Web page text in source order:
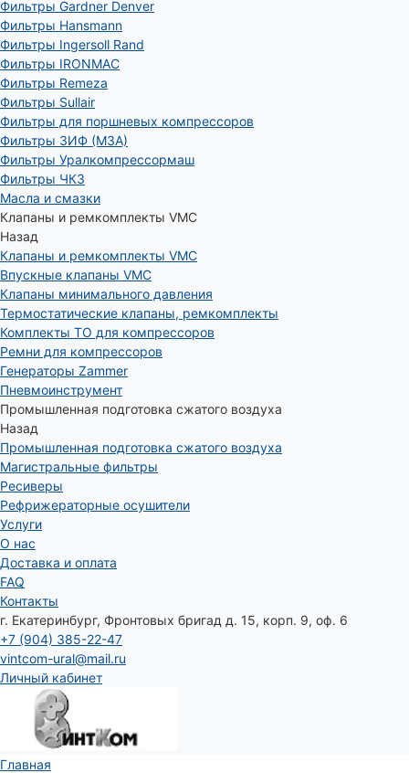
Фильтры Gardner Denver
Фильтры Hansmann
Фильтры Ingersoll Rand
Фильтры IRONMAC
Фильтры Remeza
Фильтры Sullair
Фильтры для поршневых компрессоров
Фильтры ЗИФ (МЗА)
Фильтры Уралкомпрессормаш
Фильтры ЧКЗ
Масла и смазки
Клапаны и ремкомплекты VMC
Назад
Клапаны и ремкомплекты VMC
Впускные клапаны VMC
Клапаны минимального давления
Термостатические клапаны, ремкомплекты
Комплекты ТО для компрессоров
Ремни для компрессоров
Генераторы Zammer
Пневмоинструмент
Промышленная подготовка сжатого воздуха
Назад
Промышленная подготовка сжатого воздуха
Магистральные фильтры
Ресиверы
Рефрижераторные осушители
Услуги
О нас
Доставка и оплата
FAQ
Контакты
г. Екатеринбург, Фронтовых бригад д. 15, корп. 9, оф. 6
+7 (904) 385-22-47
vintcom-ural@mail.ru
Личный кабинет
Главная